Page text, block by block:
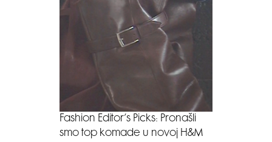
Fashion Editor’s Picks: Pronašli
smo top komade u novoj H&M